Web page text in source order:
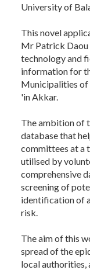
University of
This novel
Mr Patrick Daou
technology and
information for
Municipalities of
'in Akkar.
The ambition of
database that
committees at a
utilised by
comprehensive
screening of
identification of
risk.
The aim of this
spread of the
local